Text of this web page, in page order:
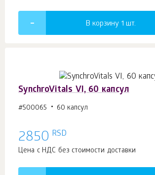
В корзину 1 шт.
SynchroVitals VI, 60 капсул
#500065 60 капсул
2850 RSD
Цена с НДС без стоимости доставки